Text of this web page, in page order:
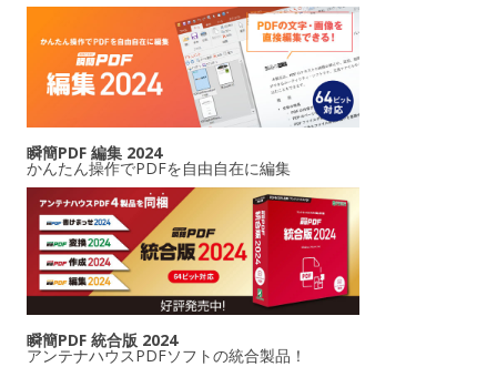
瞬簡PDF 編集 2024
かんたん操作でPDFを自由自在に編集
瞬簡PDF 統合版 2024
アンテナハウスPDFソフトの統合製品！